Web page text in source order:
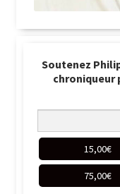
Soutenez
chroniqueur
15,00€
75,00€